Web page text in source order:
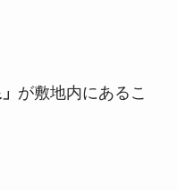
が敷地内にあるこ